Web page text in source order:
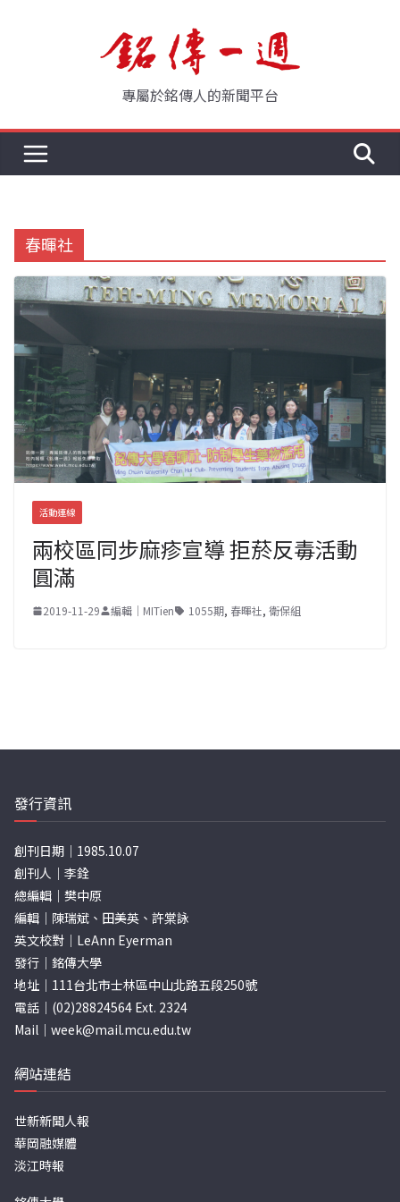
專屬於銘傳人的新聞平台
春暉社
活動連線
兩校區同步麻疹宣導 拒菸反毒活動
圓滿
2019-11-29 編輯｜MITien 1055期, 春暉社, 衛保組
發行資訊
創刊日期｜1985.10.07
創刊人｜李銓
總編輯｜樊中原
編輯｜陳瑞斌、田美英、許棠詠
英文校對｜LeAnn Eyerman
發行｜銘傳大學
地址｜111台北市士林區中山北路五段250號
電話｜(02)28824564 Ext. 2324
Mail｜ week@mail.mcu.edu.tw
網站連結
世新新聞人報
華岡融媒體
淡江時報